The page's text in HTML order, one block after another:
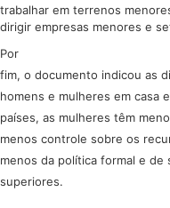
trabalhar em terrenos
dirigir empresas menores e
Por
fim, o documento indicou as
homens e mulheres em casa
países, as mulheres têm
menos controle sobre os
menos da política formal e
superiores.